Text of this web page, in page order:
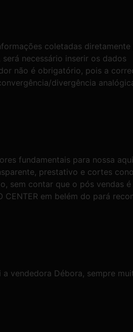
coletadas diretamente
necessário inserir os dados
não é obrigatório, pois a
divergência
fundamentais para nossa
prestativo e cortes
sem contar que o pós vendas
em belém do pará
vendedora Débora, sempre